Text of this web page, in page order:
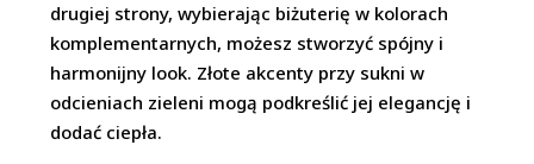
drugiej strony, wybierając biżuterię w kolorach
komplementarnych, możesz stworzyć spójny i
harmonijny look. Złote akcenty przy sukni w
odcieniach zieleni mogą podkreślić jej elegancję i
dodać ciepła.